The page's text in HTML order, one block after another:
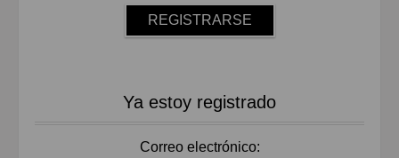
Ya estoy registrado
Correo electrónico: